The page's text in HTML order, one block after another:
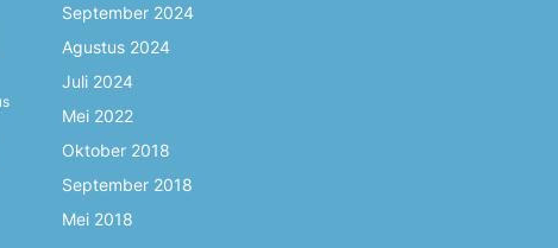
September 2024
Agustus 2024
Juli 2024
Mei 2022
Oktober 2018
September 2018
Mei 2018